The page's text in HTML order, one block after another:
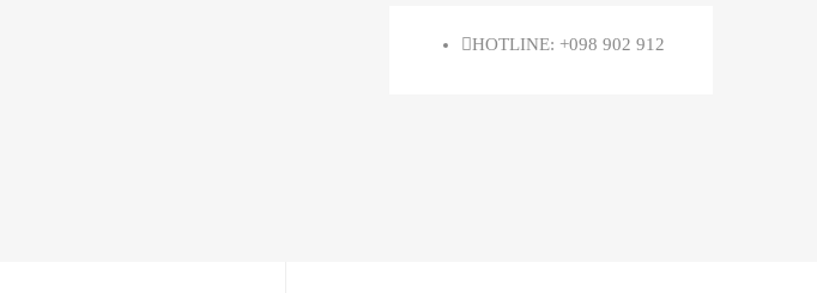
HOTLINE: +098 902 912